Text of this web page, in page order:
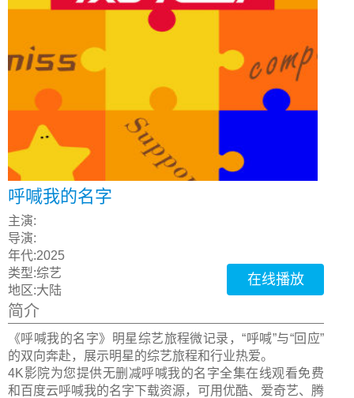
呼喊我的名字
主演:
导演:
年代:2025
类型:综艺
地区:大陆
在线播放
简介
《呼喊我的名字》明星综艺旅程微记录，“呼喊”与“回应”
的双向奔赴，展示明星的综艺旅程和行业热爱。
4K影院为您提供无删减呼喊我的名字全集在线观看免费
和百度云呼喊我的名字下载资源，可用优酷、爱奇艺、腾